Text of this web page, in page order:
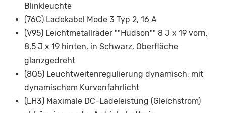
Blinkleuchte
(76C) Ladekabel Mode 3 Typ 2, 16 A
(V95) Leichtmetallräder ""Hudson"" 8 J x 19 vorn,
8,5 J x 19 hinten, in Schwarz, Oberfläche
glanzgedreht
(8Q5) Leuchtweitenregulierung dynamisch, mit
dynamischem Kurvenfahrlicht
(LH3) Maximale DC-Ladeleistung (Gleichstrom)